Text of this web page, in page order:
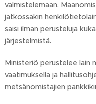
valmistelemaan.
jatkossakin
saisi ilman perusteluja
järjestelmistä.
Ministeriö perustelee lain
vaatimuksella ja
metsänomistajien